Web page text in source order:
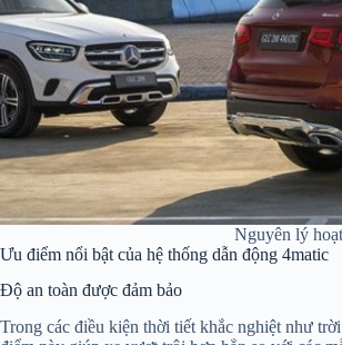
Nguyên lý
Ưu điểm nổi bật của hệ thống dẫn động 4matic
Độ an toàn được đảm bảo
Trong các điều kiện thời tiết khắc nghiệt như